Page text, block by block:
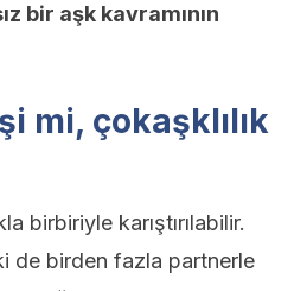
bir aşk kavramının
mi, çokaşklılık
birbiriyle karıştırılabilir.
de birden fazla partnerle